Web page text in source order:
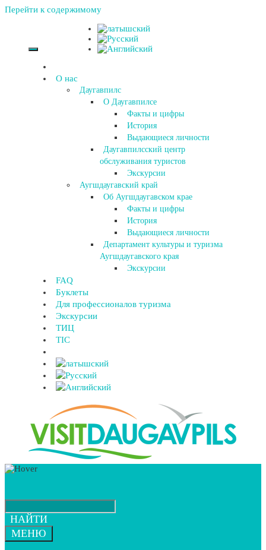
Перейти к содержимому
О нас
Даугавпилс
О Даугавпилсе
Факты и цифры
История
Выдающиеся личности
Даугавпилсский центр
обслуживания туристов
Экскурсии
Аугшдаугавский край
Об Аугшдаугавском крае
Факты и цифры
История
Выдающиеся личности
Департамент культуры и туризма
Аугшдаугавского края
Экскурсии
FAQ
Буклеты
Для профессионалов туризма
Экскурсии
ТИЦ
TIC
НАЙТИ
МЕНЮ